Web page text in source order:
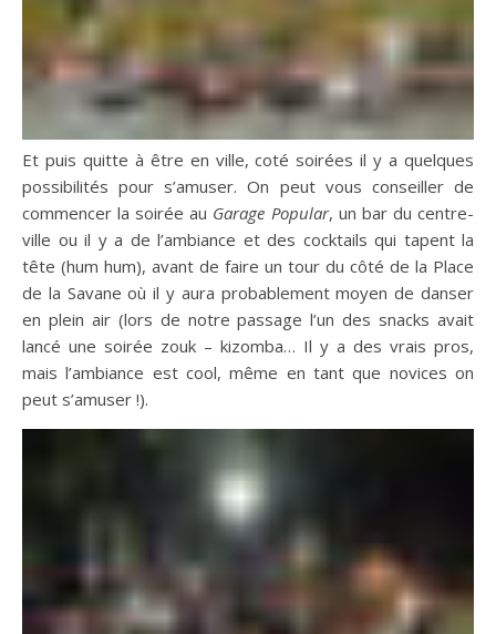
Et puis quitte à être en ville, coté soirées il y a quelques
possibilités pour s’amuser. On peut vous conseiller de
commencer la soirée au Garage Popular, un bar du centre-
ville ou il y a de l’ambiance et des cocktails qui tapent la
tête (hum hum), avant de faire un tour du côté de la Place
de la Savane où il y aura probablement moyen de danser
en plein air (lors de notre passage l’un des snacks avait
lancé une soirée zouk – kizomba… Il y a des vrais pros,
mais l’ambiance est cool, même en tant que novices on
peut s’amuser !).